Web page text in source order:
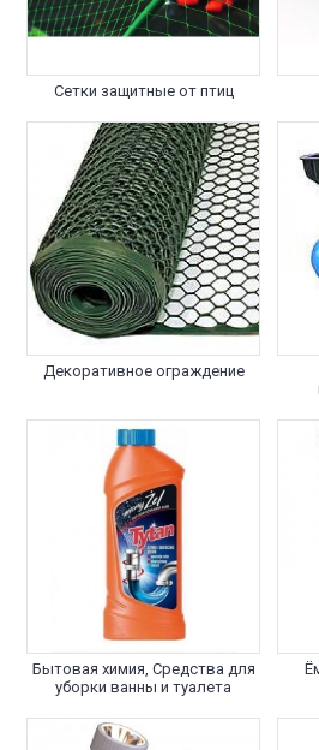
Сетки защитные от птиц
Декоративное ограждение
Бытовая химия, Средства для
уборки ванны и туалета